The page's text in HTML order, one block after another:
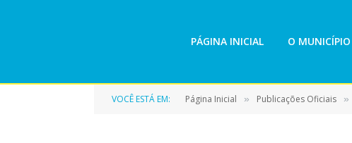
PÁGINA INICIAL O MUNICÍPIO
VOCÊ ESTÁ EM: Página Inicial » Publicações Oficiais »